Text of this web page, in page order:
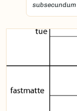
subsecundum